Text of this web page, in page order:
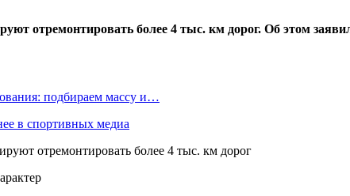
отремонтировать более 4 тыс. км дорог. Об этом
подбираем массу и…
в спортивных медиа